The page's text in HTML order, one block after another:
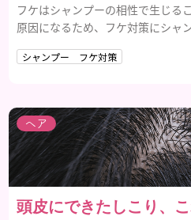
フケはシャンプーの相性で生じる
原因になるため、フケ対策にシャ
シャンプー フケ対策
ヘア
頭皮にできたしこり、